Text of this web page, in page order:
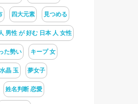
四大元素 見つめる
男性 が 好む 日本 人 女性
た勢い キープ 女
晶 玉 夢女子
姓名判断 恋愛